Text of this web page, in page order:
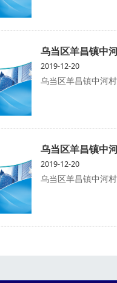
2019-12-20
乌当区羊昌镇中河
乌当区羊昌镇中
2019-12-20
乌当区羊昌镇中河